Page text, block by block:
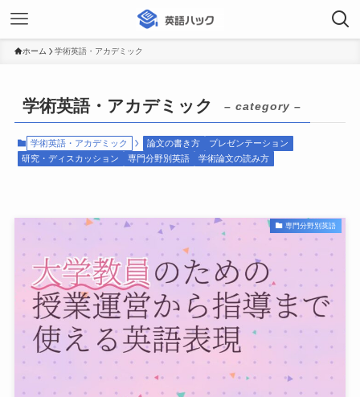
ホーム 学術英語・アカデミック
学術英語・アカデミック – category –
学術英語・アカデミック 論文の書き方
プレゼンテーション
研究・ディスカッション
専門分野別英語 学術論文の読み方
専門分野別英語